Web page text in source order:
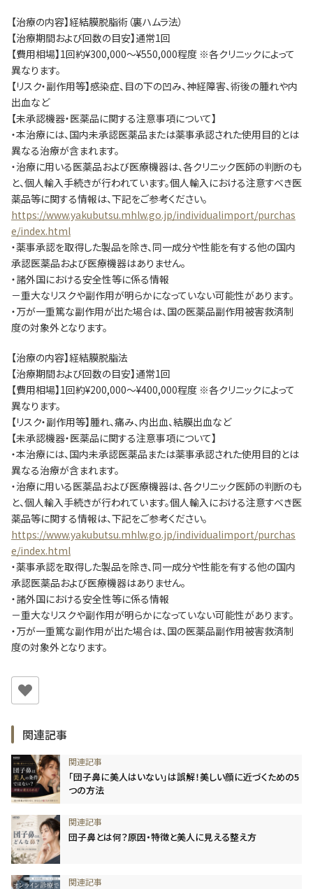
【治療の内容】経結膜脱脂術（裏ハムラ法）
【治療期間および回数の目安】通常1回
【費用相場】1回約¥300,000～¥550,000程度 ※各クリニックによって
異なります。
【リスク・副作用等】感染症、目の下の凹み、神経障害、術後の腫れや内
出血など
【未承認機器・医薬品に関する注意事項について】
・本治療には、国内未承認医薬品または薬事承認された使用目的とは
異なる治療が含まれます。
・治療に用いる医薬品および医療機器は、各クリニック医師の判断のも
と、個人輸入手続きが行われています。個人輸入における注意すべき医
薬品等に関する情報は、下記をご参考ください。
https://www.yakubutsu.mhlw.go.jp/individualimport/purchas
e/index.html
・薬事承認を取得した製品を除き、同一成分や性能を有する他の国内
承認医薬品および医療機器はありません。
・諸外国における安全性等に係る情報
－重大なリスクや副作用が明らかになっていない可能性があります。
・万が一重篤な副作用が出た場合は、国の医薬品副作用被害救済制
度の対象外となります。
【治療の内容】経結膜脱脂法
【治療期間および回数の目安】通常1回
【費用相場】1回約¥200,000～¥400,000程度 ※各クリニックによって
異なります。
【リスク・副作用等】腫れ、痛み、内出血、結膜出血など
【未承認機器・医薬品に関する注意事項について】
・本治療には、国内未承認医薬品または薬事承認された使用目的とは
異なる治療が含まれます。
・治療に用いる医薬品および医療機器は、各クリニック医師の判断のも
と、個人輸入手続きが行われています。個人輸入における注意すべき医
薬品等に関する情報は、下記をご参考ください。
https://www.yakubutsu.mhlw.go.jp/individualimport/purchas
e/index.html
・薬事承認を取得した製品を除き、同一成分や性能を有する他の国内
承認医薬品および医療機器はありません。
・諸外国における安全性等に係る情報
－重大なリスクや副作用が明らかになっていない可能性があります。
・万が一重篤な副作用が出た場合は、国の医薬品副作用被害救済制
度の対象外となります。
関連記事
「団子鼻に美人はいない」は誤解！美しい顔に近づくための5
つの方法
団子鼻とは何？原因・特徴と美人に見える整え方